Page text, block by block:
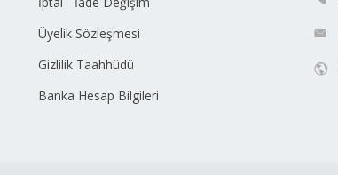
Üyelik Sözleşmesi
Gizlilik Taahhüdü
Banka Hesap Bilgileri